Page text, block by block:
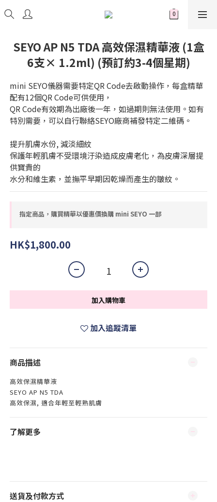
SEYO AP N5 TDA 高效保濕精華液 (1盒
6支× 1.2ml) (預訂約3-4個星期)
mini SEYO儀器需要特定QR Code去啟動操作，每盒精華
配有12個QR Code可供使用，
QR Code有效期為出廠後一年，如過期則無法使用。如有
特別需要，可以自行聯絡SEYO廠商補發特定二維碼。
提升肌膚水份, 減淡細紋
保護年輕肌膚不受環境汙染造成皮膚老化，為皮膚深層提
供寶貴的
水分和維生素，並撫平早期因乾燥而產生的皺紋。
指定商品，購買精華以優惠價換購 mini SEYO 一部
HK$1,800.00
加入購物車
加入追蹤清單
商品描述
高效保濕精華液
SEYO AP N5 TDA
高效保濕, 適合年輕至輕熟肌膚
了解更多
送貨及付款方式